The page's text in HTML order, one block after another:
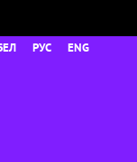
РУС ENG